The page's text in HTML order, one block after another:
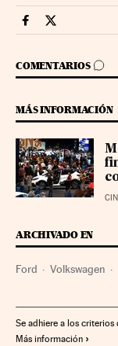
Companias
Companias
COMENTARIOS
IR A LOS
MÁS INFORMACIÓN
ARCHIVADO EN
Ford Volkswagen
Crédito empresas
Se adhiere a los criterios
Más información